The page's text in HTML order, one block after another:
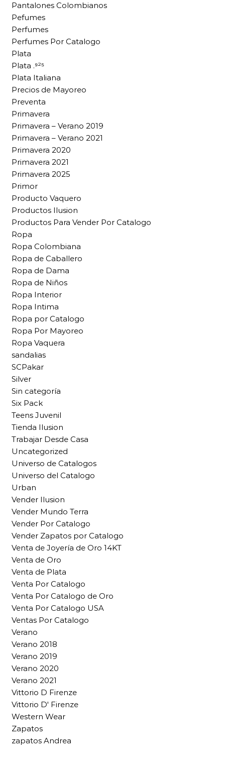
Pantalones Colombianos
Pefumes
Perfumes
Perfumes Por Catalogo
Plata
Plata .⁹²⁵
Plata Italiana
Precios de Mayoreo
Preventa
Primavera
Primavera – Verano 2019
Primavera – Verano 2021
Primavera 2020
Primavera 2021
Primavera 2025
Primor
Producto Vaquero
Productos Ilusion
Productos Para Vender Por Catalogo
Ropa
Ropa Colombiana
Ropa de Caballero
Ropa de Dama
Ropa de Niños
Ropa Interior
Ropa Intima
Ropa por Catalogo
Ropa Por Mayoreo
Ropa Vaquera
sandalias
SCPakar
Silver
Sin categoría
Six Pack
Teens Juvenil
Tienda Ilusion
Trabajar Desde Casa
Uncategorized
Universo de Catalogos
Universo del Catalogo
Urban
Vender Ilusion
Vender Mundo Terra
Vender Por Catalogo
Vender Zapatos por Catalogo
Venta de Joyería de Oro 14KT
Venta de Oro
Venta de Plata
Venta Por Catalogo
Venta Por Catalogo de Oro
Venta Por Catalogo USA
Ventas Por Catalogo
Verano
Verano 2018
Verano 2019
Verano 2020
Verano 2021
Vittorio D Firenze
Vittorio D' Firenze
Western Wear
Zapatos
zapatos Andrea